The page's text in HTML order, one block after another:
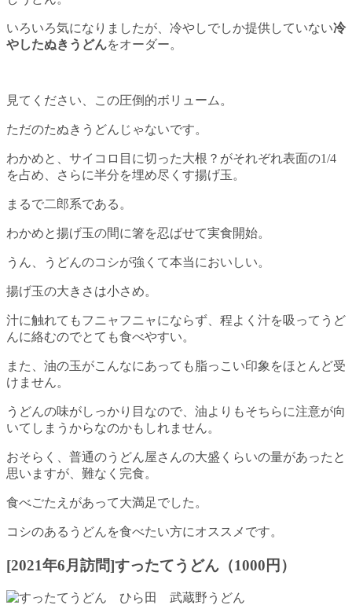
いろいろ気になりましたが、冷やしでしか提供していない冷
やしたぬきうどんをオーダー。
見てください、この圧倒的ボリューム。
ただのたぬきうどんじゃないです。
わかめと、サイコロ目に切った大根？がそれぞれ表面の1/4
を占め、さらに半分を埋め尽くす揚げ玉。
まるで二郎系である。
わかめと揚げ玉の間に箸を忍ばせて実食開始。
うん、うどんのコシが強くて本当においしい。
揚げ玉の大きさは小さめ。
汁に触れてもフニャフニャにならず、程よく汁を吸ってうど
んに絡むのでとても食べやすい。
また、油の玉がこんなにあっても脂っこい印象をほとんど受
けません。
うどんの味がしっかり目なので、油よりもそちらに注意が向
いてしまうからなのかもしれません。
おそらく、普通のうどん屋さんの大盛くらいの量があったと
思いますが、難なく完食。
食べごたえがあって大満足でした。
コシのあるうどんを食べたい方にオススメです。
[2021年6月訪問]すったてうどん（1000円）